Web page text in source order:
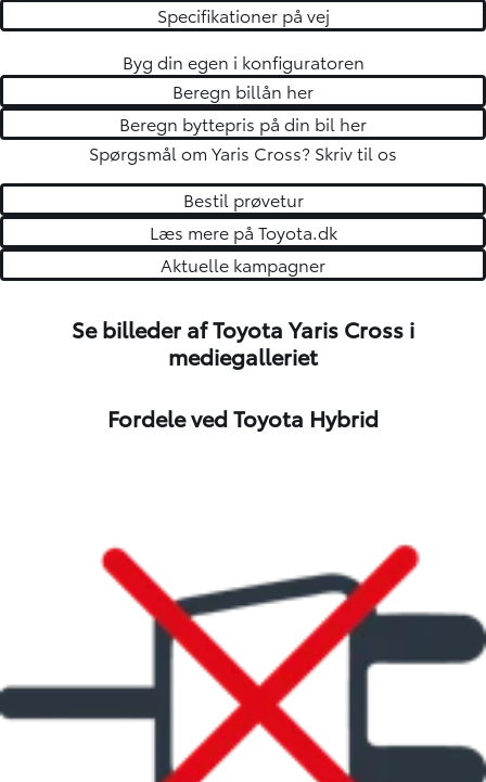
Specifikationer på vej
Byg din egen i konfiguratoren
Beregn billån her
Beregn byttepris på din bil her
Spørgsmål om Yaris Cross? Skriv til os
Bestil prøvetur
Læs mere på Toyota.dk
Aktuelle kampagner
Se billeder af Toyota Yaris Cross i
mediegalleriet
Fordele ved Toyota Hybrid